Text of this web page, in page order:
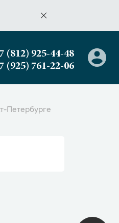
(812) 925-44-48
(925) 761-22-06
Петербурге